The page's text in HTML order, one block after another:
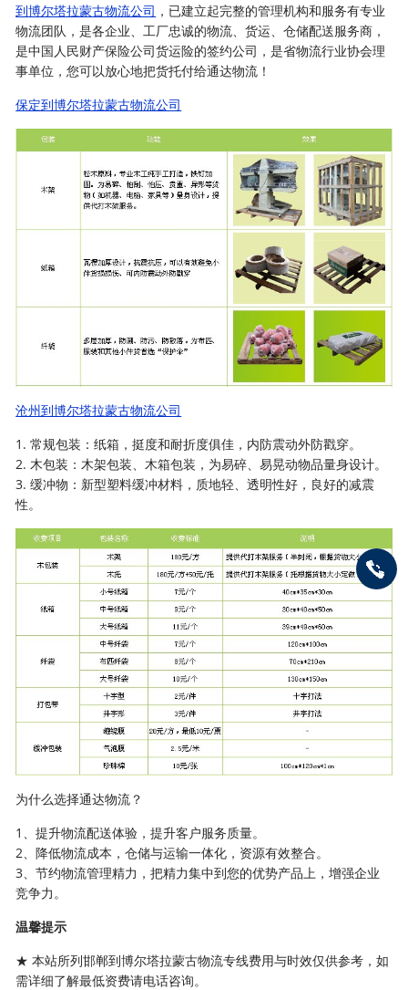
到博尔塔拉蒙古物流公司 ，已建立起完整的管理机构和服务有专业
物流团队，是各企业、工厂忠诚的物流、货运、仓储配送服务商，
是中国人民财产保险公司货运险的签约公司，是省物流行业协会理
事单位，您可以放心地把货托付给通达物流！
保定到博尔塔拉蒙古物流公司
沧州到博尔塔拉蒙古物流公司
1. 常规包装：纸箱，挺度和耐折度俱佳，内防震动外防戳穿。
2. 木包装：木架包装、木箱包装，为易碎、易晃动物品量身设计。
3. 缓冲物：新型塑料缓冲材料，质地轻、透明性好，良好的减震
性。
为什么选择通达物流？
1、提升物流配送体验，提升客户服务质量。
2、降低物流成本，仓储与运输一体化，资源有效整合。
3、节约物流管理精力，把精力集中到您的优势产品上，增强企业
竞争力。
温馨提示
★ 本站所列邯郸到博尔塔拉蒙古物流专线费用与时效仅供参考，如
需详细了解最低资费请电话咨询。